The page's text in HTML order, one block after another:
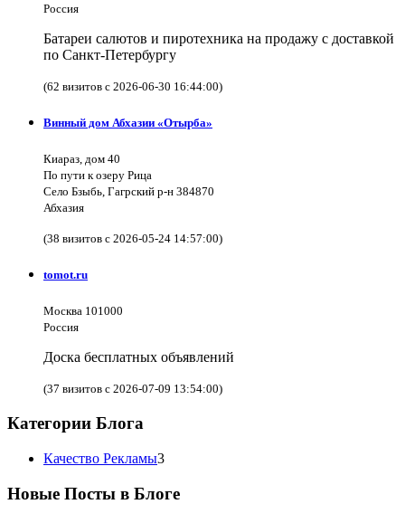
Россия
Батареи салютов и пиротехника на продажу с доставкой
по Санкт-Петербургу
(62 визитов с 2026-06-30 16:44:00)
Винный дом Абхазии «Отырба»
Киараз, дом 40
По пути к озеру Рица
Село Бзыбь, Гагрский р-н 384870
Абхазия
(38 визитов с 2026-05-24 14:57:00)
tomot.ru
Москва 101000
Россия
Доска бесплатных объявлений
(37 визитов с 2026-07-09 13:54:00)
Категории Блога
Качество Рекламы3
Новые Посты в Блоге